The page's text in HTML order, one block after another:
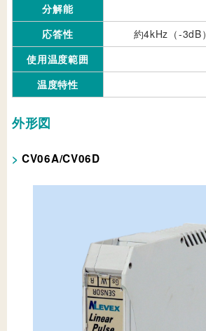
分解能
応答性
約4kHz（-3dB）
使用温度範囲
温度特性
外形図
CV06A/CV06D